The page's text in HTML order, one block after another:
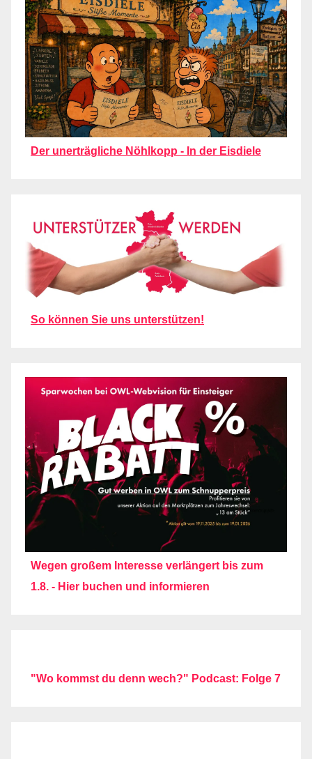
Der unerträgliche Nöhlkopp - In der Eisdiele
So können Sie uns unterstützen!
Wegen großem Interesse verlängert bis zum
1.8. - Hier buchen und informieren
"Wo kommst du denn wech?" Podcast: Folge 7